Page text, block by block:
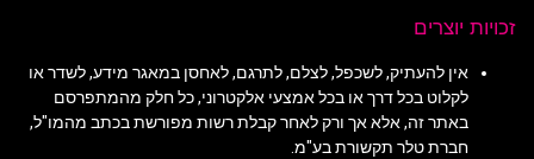
זכויות יוצרים
אין להעתיק, לשכפל, לצלם, לתרגם, לאחסן במאגר מידע, לשדר או
לקלוט בכל דרך או בכל אמצעי אלקטרוני, כל חלק מהמתפרסם
באתר זה, אלא אך ורק לאחר קבלת רשות מפורשת בכתב מהמו"ל,
חברת טלר תקשורת בע"מ.